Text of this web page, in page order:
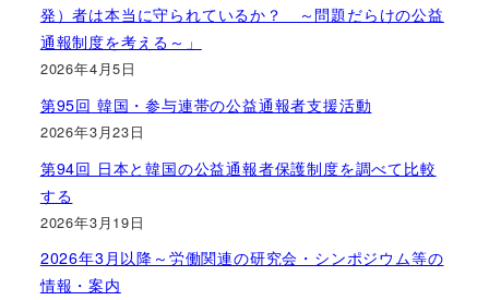
発）者は本当に守られているか？ ～問題だらけの公益
通報制度を考える～」
2026年4月5日
第95回 韓国・参与連帯の公益通報者支援活動
2026年3月23日
第94回 日本と韓国の公益通報者保護制度を調べて比較
する
2026年3月19日
2026年3月以降～労働関連の研究会・シンポジウム等の
情報・案内